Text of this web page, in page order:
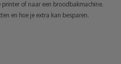
of naar een broodbakmachine.
en hoe je extra kan besparen.